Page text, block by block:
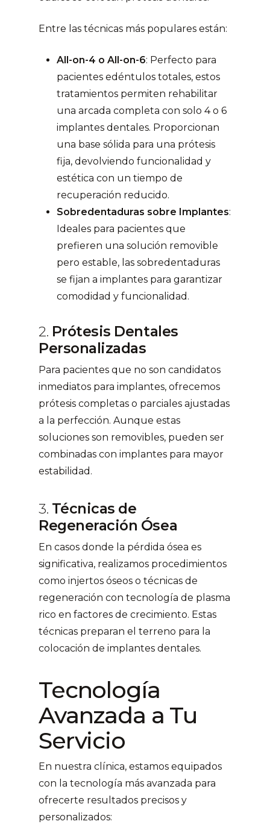
Entre las técnicas más populares están:
All-on-4 o All-on-6: Perfecto para
pacientes edéntulos totales, estos
tratamientos permiten rehabilitar
una arcada completa con solo 4 o 6
implantes dentales. Proporcionan
una base sólida para una prótesis
fija, devolviendo funcionalidad y
estética con un tiempo de
recuperación reducido.
Sobredentaduras sobre Implantes:
Ideales para pacientes que
prefieren una solución removible
pero estable, las sobredentaduras
se fijan a implantes para garantizar
comodidad y funcionalidad.
2. Prótesis Dentales
Personalizadas
Para pacientes que no son candidatos
inmediatos para implantes, ofrecemos
prótesis completas o parciales ajustadas
a la perfección. Aunque estas
soluciones son removibles, pueden ser
combinadas con implantes para mayor
estabilidad.
3. Técnicas de
Regeneración Ósea
En casos donde la pérdida ósea es
significativa, realizamos procedimientos
como injertos óseos o técnicas de
regeneración con tecnología de plasma
rico en factores de crecimiento. Estas
técnicas preparan el terreno para la
colocación de implantes dentales.
Tecnología
Avanzada a Tu
Servicio
En nuestra clínica, estamos equipados
con la tecnología más avanzada para
ofrecerte resultados precisos y
personalizados: